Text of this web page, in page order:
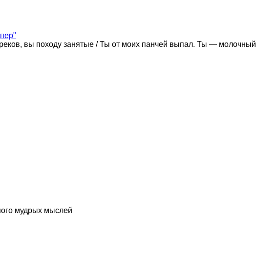
вы походу занятые / Ты от моих панчей выпал. Ты —
мудрых мыслей